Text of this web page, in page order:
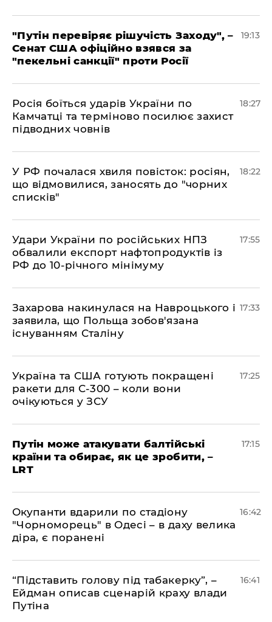
​"Путін перевіряє рішучість Заходу", –
Сенат США офіційно взявся за
"пекельні санкції" проти Росії
19:13
​Росія боїться ударів України по
Камчатці та терміново посилює захист
підводних човнів
18:27
​У РФ почалася хвиля повісток: росіян,
що відмовилися, заносять до "чорних
списків"
18:22
​Удари України по російських НПЗ
обвалили експорт нафтопродуктів із
РФ до 10-річного мінімуму
17:55
​Захарова накинулася на Навроцького і
заявила, що Польща зобов'язана
існуванням Сталіну
17:33
​Україна та США готують покращені
ракети для С-300 – коли вони
очікуються у ЗСУ
17:25
​Путін може атакувати балтійські
країни та обирає, як це зробити, –
LRT
17:15
​Окупанти вдарили по стадіону
"Чорноморець" в Одесі – в даху велика
діра, є поранені
16:42
​“Підставить голову під табакерку”, –
Ейдман описав сценарій краху влади
Путіна
16:41